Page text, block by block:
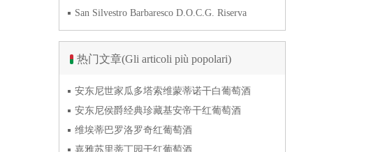
San Silvestro Barbaresco D.O.C.G. Riserva
热门文章(Gli articoli più popolari)
安东尼世家瓜多塔索维蒙蒂诺干白葡萄酒
安东尼侯爵经典珍藏基安帝干红葡萄酒
维埃蒂巴罗洛罗奇红葡萄酒
嘉雅苏里蒂丁园干红葡萄酒